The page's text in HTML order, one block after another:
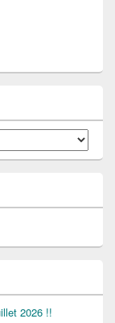
2026 !!